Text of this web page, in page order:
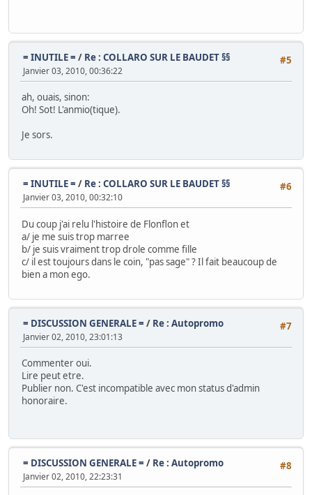
#5
= INUTILE = / Re : COLLARO SUR LE BAUDET §§
Janvier 03, 2010, 00:36:22
ah, ouais, sinon:
Oh! Sot! L'anmio(tique).
Je sors.
#6
= INUTILE = / Re : COLLARO SUR LE BAUDET §§
Janvier 03, 2010, 00:32:10
Du coup j'ai relu l'histoire de Flonflon et
a/ je me suis trop marree
b/ je suis vraiment trop drole comme fille
c/ il est toujours dans le coin, "pas sage" ? Il fait beaucoup de
bien a mon ego.
#7
= DISCUSSION GENERALE = / Re : Autopromo
Janvier 02, 2010, 23:01:13
Commenter oui.
Lire peut etre.
Publier non. C'est incompatible avec mon status d'admin
honoraire.
#8
= DISCUSSION GENERALE = / Re : Autopromo
Janvier 02, 2010, 22:23:31